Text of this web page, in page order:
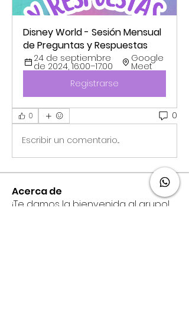
Disney World - Sesión Mensual
de Preguntas y Respuestas
24 de septiembre
de 2024, 16:00–17:00
Google
Meet
Registrarse
0 0
Escribir un comentario...
Acerca de
¡Te damos la bienvenida al grupo!